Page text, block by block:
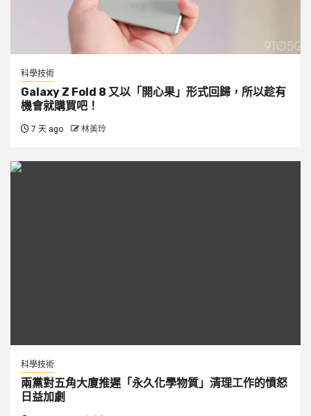
科學技術
Galaxy Z Fold 8 又以「開心果」形式回歸，所以趁有
機會就購買吧！
7 天 ago 林美玲
科學技術
兩黨對五角大廈推遲「永久化學物質」清理工作的憤怒
日益加劇